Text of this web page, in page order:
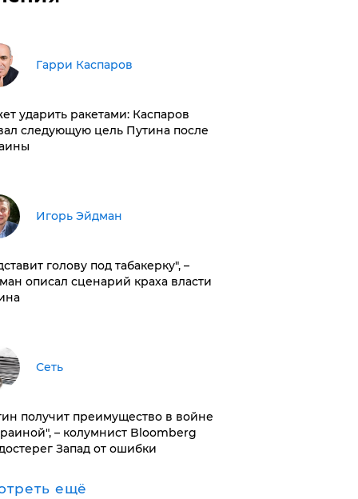
Гарри Каспаров
ударить ракетами: Каспаров
следующую цель Путина после
Игорь Эйдман
голову под табакерку", –
описал сценарий краха власти
Сеть
получит преимущество в войне
– колумнист Bloomberg
Запад от ошибки
ещё